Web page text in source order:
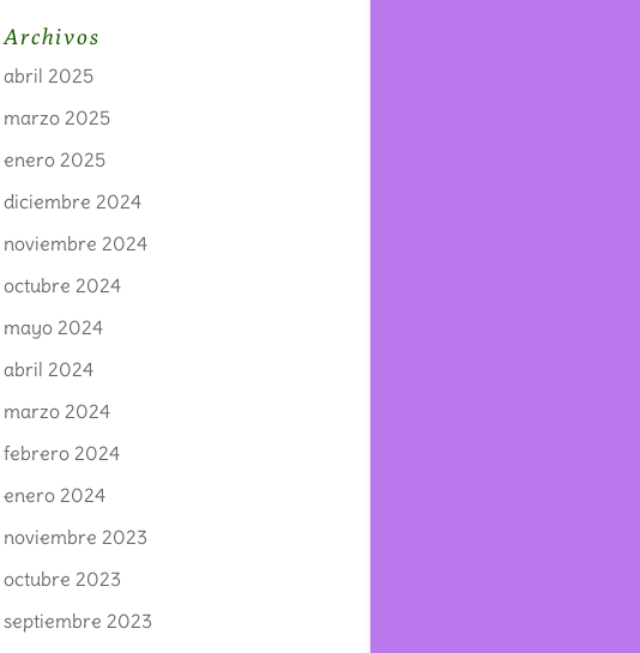
Archivos
abril 2025
marzo 2025
enero 2025
diciembre 2024
noviembre 2024
octubre 2024
mayo 2024
abril 2024
marzo 2024
febrero 2024
enero 2024
noviembre 2023
octubre 2023
septiembre 2023